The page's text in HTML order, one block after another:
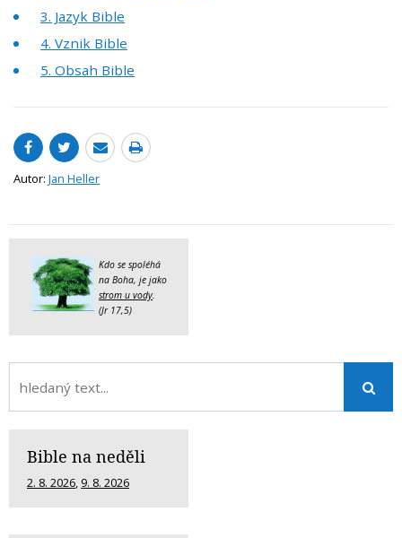
3. Jazyk Bible
4. Vznik Bible
5. Obsah Bible
Autor: Jan Heller
Kdo se spoléhá
na Boha, je jako
strom u vody.
(Jr 17,5)
Bible na neděli
2. 8. 2026, 9. 8. 2026